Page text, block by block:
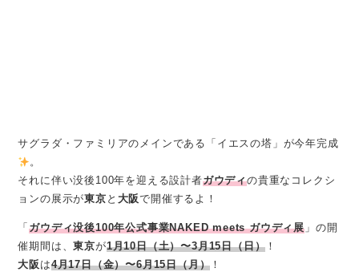
サグラダ・ファミリアのメインである「イエスの塔」が今年完成
。
それに伴い没後100年を迎える設計者ガウディの貴重なコレクシ
ョンの展示が東京 と 大阪で開催するよ！
「ガウディ没後100年公式事業NAKED meets ガウディ展 」の開
催期間は、東京が1月10日（土）〜3月15日（日） ！
大阪 は4月17日（金）〜6月15日（月） ！